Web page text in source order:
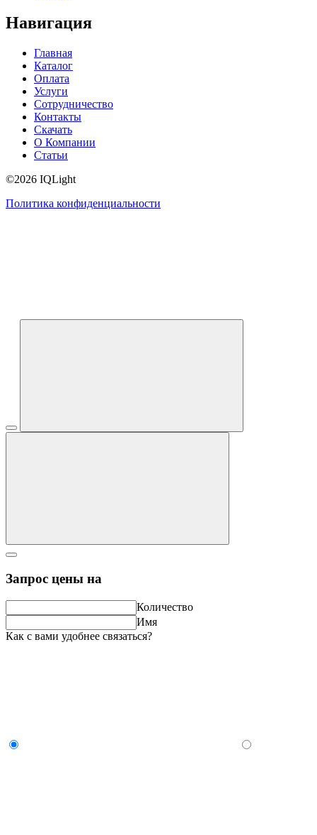
Навигация
Главная
Каталог
Оплата
Услуги
Сотрудничество
Контакты
Скачать
О Компании
Статьи
©2026 IQLight
Политика конфиденциальности
Запрос цены на
Количество
Имя
Как с вами удобнее связаться?